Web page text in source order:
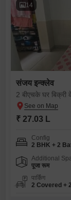
14
संजय इन्क्लेव
2 बीएचके घर बिक्री
₹ 27.03 L
Config
2 BHK + 2
Additional
पूजा रूम
पार्किंग
2 Covered +